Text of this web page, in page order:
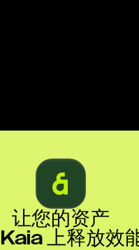
让您的资产
上释放效